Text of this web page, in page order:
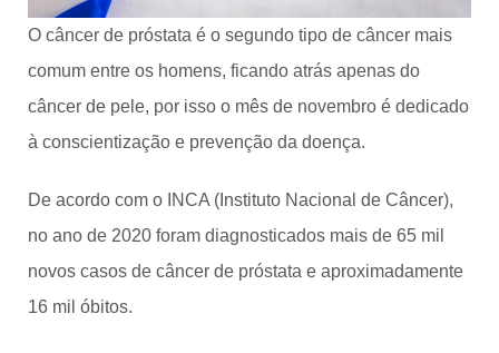
O câncer de próstata é o segundo tipo de câncer mais
comum entre os homens, ficando atrás apenas do
câncer de pele, por isso o mês de novembro é dedicado
à conscientização e prevenção da doença.
De acordo com o INCA (Instituto Nacional de Câncer),
no ano de 2020 foram diagnosticados mais de 65 mil
novos casos de câncer de próstata e aproximadamente
16 mil óbitos.